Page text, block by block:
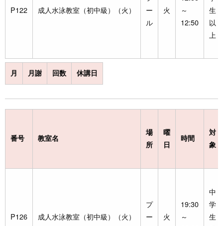
P122 成人水泳教室（初中級）（火）
ー
ル
火
～
12:50
生
以
上
月 月謝 回数 休講日
番号 教室名
場
所
曜
日
時間
対
象
P126 成人水泳教室（初中級）（火）
プ
ー
火
19:30
～
中
学
生